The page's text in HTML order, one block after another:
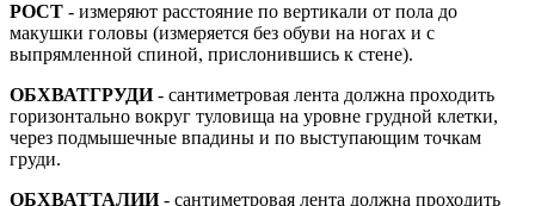
РОСТ - измеряют расстояние по вертикали от пола до
макушки головы (измеряется без обуви на ногах и с
выпрямленной спиной, прислонившись к стене).
ОБХВАТГРУДИ - сантиметровая лента должна проходить
горизонтально вокруг туловища на уровне грудной клетки,
через подмышечные впадины и по выступающим точкам
груди.
ОБХВАТТАЛИИ - сантиметровая лента должна проходить